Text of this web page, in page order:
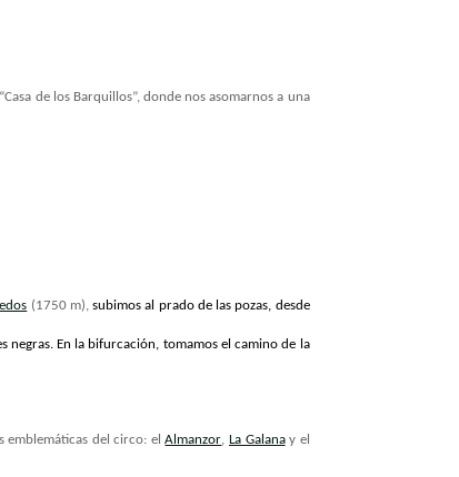
de los Barquillos”, donde nos asomarnos a una
(1750 m),subimos al prado de las pozas, desde
negras. En la bifurcación, tomamos el camino de la
emblemáticas del circo: elAlmanzor, La Galanay el